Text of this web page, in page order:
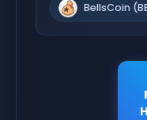
BellsCoin